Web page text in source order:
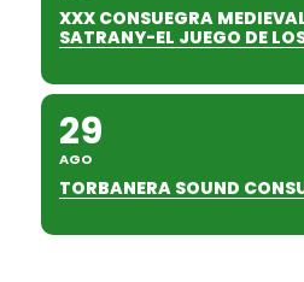
XXX CONSUEGRA
SATRANY-EL JUEGO DE
29
AGO
TORBANERA SOUND